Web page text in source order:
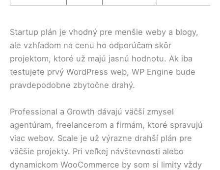
Startup plán je vhodný pre menšie weby a blogy,
ale vzhľadom na cenu ho odporúčam skôr
projektom, ktoré už majú jasnú hodnotu. Ak iba
testujete prvý WordPress web, WP Engine bude
pravdepodobne zbytočne drahý.
Professional a Growth dávajú väčší zmysel
agentúram, freelancerom a firmám, ktoré spravujú
viac webov. Scale je už výrazne drahší plán pre
väčšie projekty. Pri veľkej návštevnosti alebo
dynamickom WooCommerce by som si limity vždy